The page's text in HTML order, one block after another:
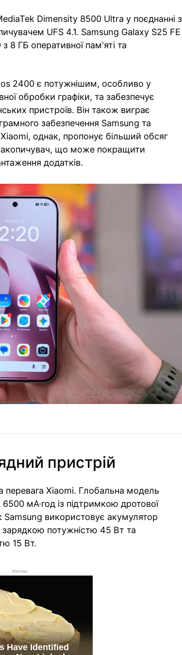
Dimensity 8500 Ultra у поєднанні з
UFS 4.1. Samsung Galaxy S25 FE
8 ГБ оперативної пам'яті та
2400 є потужнішим, особливо у
обробки графіки, та забезпечує
пристроїв. Він також виграє
забезпечення Samsung та
однак, пропонує більший обсяг
що може покращити
додатків.
пристрій
Xiaomi. Глобальна модель
мА·год із підтримкою дротової
Samsung використовує акумулятор
потужністю 45 Вт та
15 Вт.
РЕКЛАМА